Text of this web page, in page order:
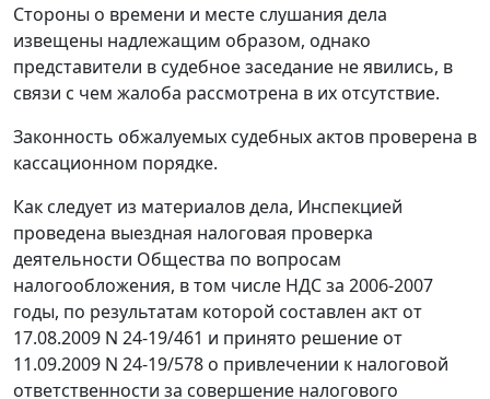
Стороны о времени и месте слушания дела
извещены надлежащим образом, однако
представители в судебное заседание не явились, в
связи с чем жалоба рассмотрена в их отсутствие.
Законность обжалуемых судебных актов проверена в
кассационном порядке.
Как следует из материалов дела, Инспекцией
проведена выездная налоговая проверка
деятельности Общества по вопросам
налогообложения, в том числе НДС за 2006-2007
годы, по результатам которой составлен акт от
17.08.2009 N 24-19/461 и принято решение от
11.09.2009 N 24-19/578 о привлечении к налоговой
ответственности за совершение налогового